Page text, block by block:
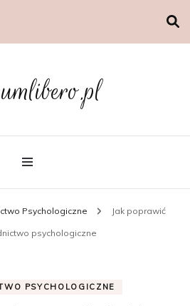
Psychologiczne Jak poprawić
psychologiczne
PSYCHOLOGICZNE